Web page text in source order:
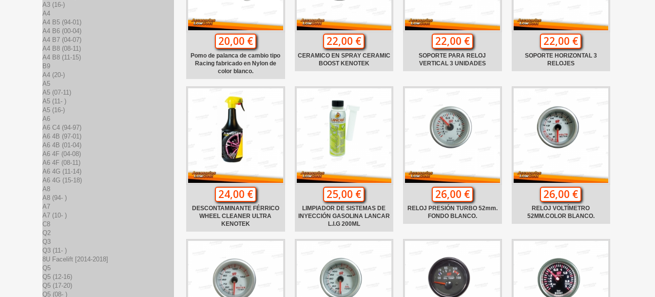
A3 (16-)
A4
A4 B5 (94-01)
A4 B6 (00-04)
A4 B7 (04-07)
A4 B8 (08-11)
A4 B8 (11-15)
B9
A4 (20-)
A5
A5 (07-11)
A5 (11- )
A5 (16-)
A6
A6 C4 (94-97)
A6 4B (97-01)
A6 4B (01-04)
A6 4F (04-08)
A6 4F (08-11)
A6 4G (11-14)
A6 4G (15-18)
A8
A8 (94- )
A7
A7 (10- )
C8
Q2
Q3
Q3 (11- )
8U Facelift [2014-2018]
Q5
Q5 (12-16)
Q5 (17-20)
Q5 (08- )
20,00 €
Pomo de palanca de cambio tipo
Racing fabricado en Nylon de
color blanco.
22,00 €
CERAMICO EN SPRAY CERAMIC
BOOST KENOTEK
22,00 €
SOPORTE PARA RELOJ
VERTICAL 3 UNIDADES
22,00 €
SOPORTE HORIZONTAL 3
RELOJES
24,00 €
DESCONTAMINANTE FÉRRICO
WHEEL CLEANER ULTRA
KENOTEK
25,00 €
LIMPIADOR DE SISTEMAS DE
INYECCIÓN GASOLINA LANCAR
L.I.G 200ML
26,00 €
RELOJ PRESIÓN TURBO 52mm.
FONDO BLANCO.
26,00 €
RELOJ VOLTÍMETRO
52MM.COLOR BLANCO.